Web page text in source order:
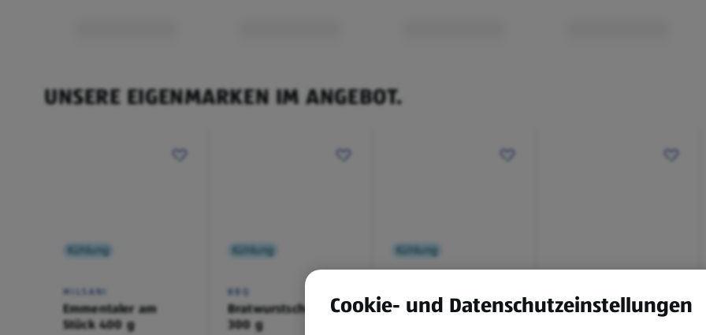
UNSERE EIGENMARKEN IM ANGEBOT.
Kühlung
MILSANI
Emmentaler am
Stück 400 g
Kühlung
BBQ
Bratwurstschnecke
300 g
Kühlung
Laugenbaguette mit
Bianco Toscana IGT
Cookie- und Datenschutzeinstellungen